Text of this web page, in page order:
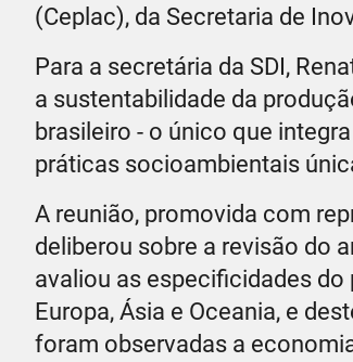
(Ceplac), da Secretaria de
Para a secretária da SDI,
a sustentabilidade da
brasileiro - o único que
práticas socioambientais
A reunião, promovida com
deliberou sobre a revisão do
avaliou as especificidades do
Europa, Ásia e Oceania, e
foram observadas a